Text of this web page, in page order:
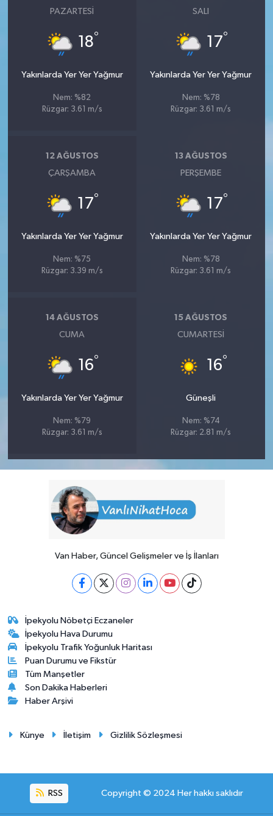
PAZARTESI
18°
Yakınlarda Yer Yer Yağmur
Nem: %82
Rüzgar: 3.61 m/s
SALI
17°
Yakınlarda Yer Yer Yağmur
Nem: %78
Rüzgar: 3.61 m/s
12 AĞUSTOS
ÇARŞAMBA
17°
Yakınlarda Yer Yer Yağmur
Nem: %75
Rüzgar: 3.39 m/s
13 AĞUSTOS
PERŞEMBE
17°
Yakınlarda Yer Yer Yağmur
Nem: %78
Rüzgar: 3.61 m/s
14 AĞUSTOS
CUMA
16°
Yakınlarda Yer Yer Yağmur
Nem: %79
Rüzgar: 3.61 m/s
15 AĞUSTOS
CUMARTESI
16°
Güneşli
Nem: %74
Rüzgar: 2.81 m/s
Van Haber, Güncel Gelişmeler ve İş İlanları
İpekyolu Nöbetçi Eczaneler
İpekyolu Hava Durumu
İpekyolu Trafik Yoğunluk Haritası
Puan Durumu ve Fikstür
Tüm Manşetler
Son Dakika Haberleri
Haber Arşivi
Künye İletişim Gizlilik Sözleşmesi
RSS Copyright © 2024 Her hakkı saklıdır